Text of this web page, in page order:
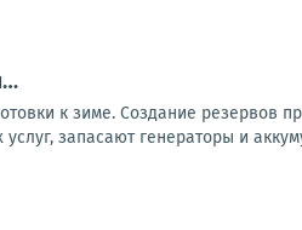
к зиме. Создание резервов
запасают генераторы и